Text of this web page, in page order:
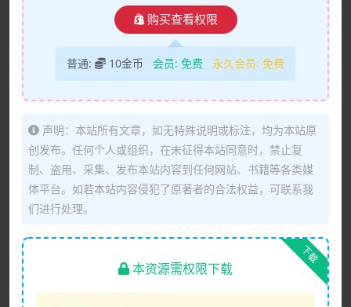
购买查看权限
普通: 10金币 会员: 免费 永久会员: 免费
声明：本站所有文章，如无特殊说明或标注，均为本站原
创发布。任何个人或组织，在未征得本站同意时，禁止复
制、盗用、采集、发布本站内容到任何网站、书籍等各类媒
体平台。如若本站内容侵犯了原著者的合法权益，可联系我
们进行处理。
下载
本资源需权限下载